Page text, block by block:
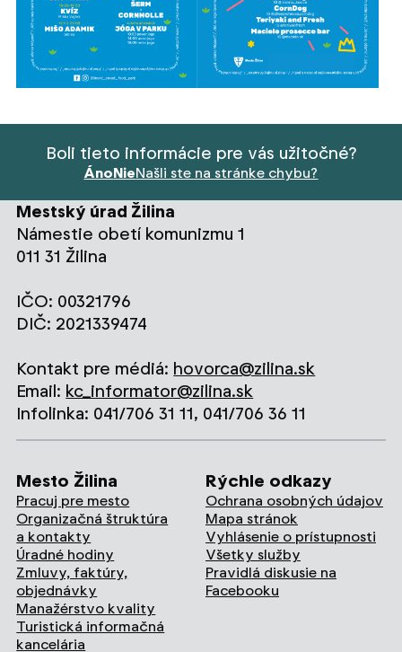
Boli tieto informácie pre vás užitočné?
ÁnoNieNašli ste na stránke chybu?
Mestský úrad Žilina
Námestie obetí komunizmu 1
011 31 Žilina
IČO: 00321796
DIČ: 2021339474
Kontakt pre médiá: hovorca@zilina.sk
Email: kc_informator@zilina.sk
Infolinka: 041/706 31 11, 041/706 36 11
Mesto Žilina
Pracuj pre mesto
Organizačná štruktúra
a kontakty
Úradné hodiny
Zmluvy, faktúry,
objednávky
Manažérstvo kvality
Turistická informačná
kancelária
Rýchle odkazy
Ochrana osobných údajov
Mapa stránok
Vyhlásenie o prístupnosti
Všetky služby
Pravidlá diskusie na
Facebooku